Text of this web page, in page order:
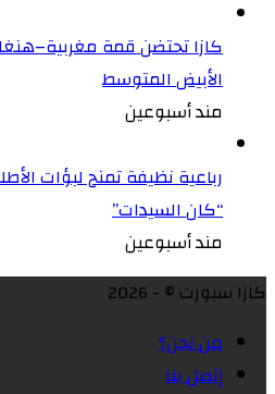
كازا تحتضن قمة
الأبيض المتوسط
مند أسبوعين
رباعية نظيفة تمنح لبؤات
“كان السيدات”
مند أسبوعين
كازا سبورت © - 2026
من نحن؟
إتصل بنا